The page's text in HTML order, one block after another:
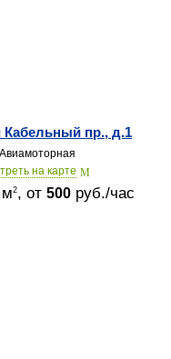
Кабельный пр., д.1
Авиамоторная
на карте
м2, от 500 руб./час